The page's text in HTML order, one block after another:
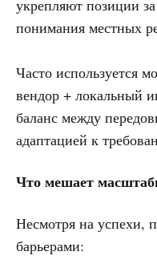
укрепляют позиции
понимания местных
Часто используется
вендор + локальный
баланс между
адаптацией к
Что мешает
Несмотря на успехи,
барьерами: